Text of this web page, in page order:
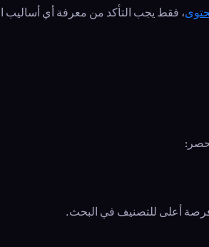
، فقط يجب التأكد من معرفة أي أساليب
فرصة أعلى للتصنيف في البحث.